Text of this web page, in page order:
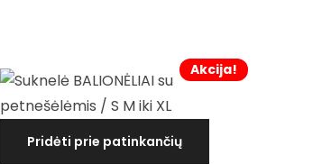
Akcija!
Pridėti prie patinkančių